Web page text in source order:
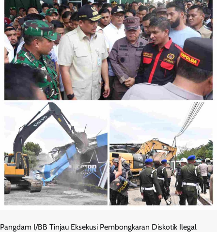
Pangdam I/BB Tinjau Eksekusi Pembongkaran Diskotik Ilegal